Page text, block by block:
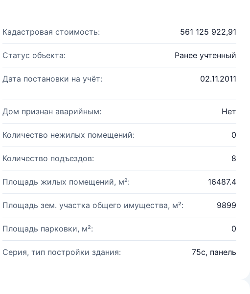
Кадастровая стоимость: 561 125 922,91
Статус объекта: Ранее учтенный
Дата постановки на учёт: 02.11.2011
Дом признан аварийным: Нет
Количество нежилых помещений: 0
Количество подъездов: 8
Площадь жилых помещений, м²: 16487.4
Площадь зем. участка общего имущества, м²: 9899
Площадь парковки, м²: 0
Серия, тип постройки здания: 75с, панель